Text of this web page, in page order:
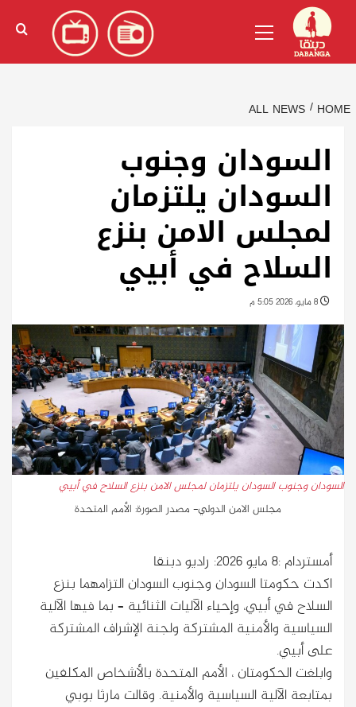
content
الإنجليزية)
Menu
HOME
ALL NEWS
السودان وجنوب
السودان يلتزمان
لمجلس الامن بنزع
السلاح في أبيي
السودان وجنوب السودان يلتزمان لمجلس الامن بنزع السلاح في أبيي
مجلس الامن الدولي- مصدر الصورة: الأمم المتحدة
أمستردام :8 مايو 2026: راديو دبنقا
اكدت حكومتا السودان وجنوب السودان التزامهما بنزع
السلاح في أبيي، وإحياء الآليات الثنائية – بما فيها الآلية
السياسية والأمنية المشتركة ولجنة الإشراف المشتركة
على أبيي.
وابلغت الحكومتان ، الأمم المتحدة بالأشخاص المكلفين
بمتابعة الآلية السياسية والأمنية. وقالت مارثا بوبي